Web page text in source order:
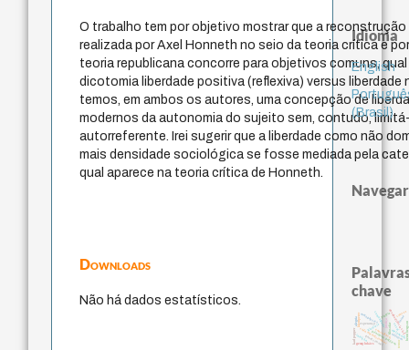
O trabalho tem por objetivo mostrar que a reconstrução
realizada por Axel Honneth no seio da teoria crítica e
teoria republicana concorre para objetivos comuns,
dicotomia liberdade positiva (reflexiva) versus
temos, em ambos os autores, uma concepção de
modernos da autonomia do sujeito sem, contudo,
autorreferente. Irei sugerir que a liberdade como não
mais densidade sociológica se fosse mediada pela
qual aparece na teoria crítica de Honneth.
Downloads
Não há dados estatísticos.
Idioma
English
(Brasil)
Navegar
chave
comunidade
giustizia
princípios políticos
justiçadesobediência civil
consciência
metaphysics
criticism
filosofar
carlo michelstaedter
esperança
georg simmel
georg lukács
intuição henri bergson
karl popper melancolia
ser-aí
certeza
klemperer
temor
pintura carne
alegria